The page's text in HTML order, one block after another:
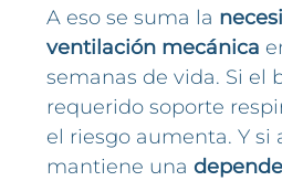
A eso se suma la
ventilación mecánica
semanas de vida. Si el
requerido soporte
el riesgo aumenta. Y si
mantiene una